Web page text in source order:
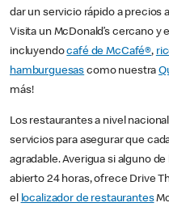
dar un servicio rápido a precios
Visita un McDonald’s cercano y
incluyendocafé de McCafé®,
hamburguesas como nuestra
más!
Los restaurantes a nivel
servicios para asegurar que
agradable. Averigua si alguno
abierto 24 horas, ofrece Drive
el localizador de restaurantes